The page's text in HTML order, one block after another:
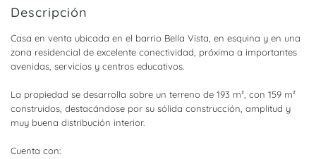
Descripción
Casa en venta ubicada en el barrio Bella Vista, en esquina y en una
zona residencial de excelente conectividad, próxima a importantes
avenidas, servicios y centros educativos.
La propiedad se desarrolla sobre un terreno de 193 m², con 159 m²
construidos, destacándose por su sólida construcción, amplitud y
muy buena distribución interior.
Cuenta con: